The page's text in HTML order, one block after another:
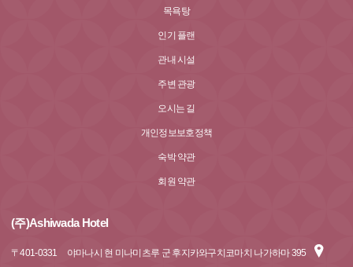
목욕탕
인기 플랜
관내 시설
주변 관광
오시는 길
개인정보보호정책
숙박 약관
회원 약관
(주)Ashiwada Hotel
〒401-0331
야마나시 현 미나미츠루 군 후지카와구치코마치 나가하마 395